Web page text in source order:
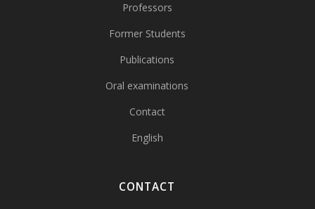
Professors
Former Students
Publications
Oral examinations
Contact
English
CONTACT